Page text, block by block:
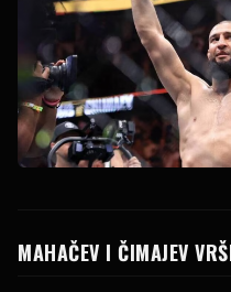
MAHAČEV I ČIMAJEV